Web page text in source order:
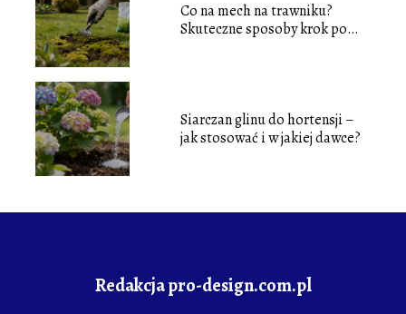
Co na mech na trawniku?
Skuteczne sposoby krok po
Siarczan glinu do hortensji –
jak stosować i w jakiej dawce?
Redakcja pro-design.com.pl